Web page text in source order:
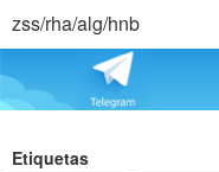
zss/rha/alg/hnb
Etiquetas